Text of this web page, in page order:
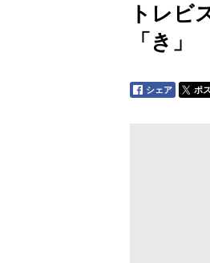
トレビ
「き」
シェア ポ